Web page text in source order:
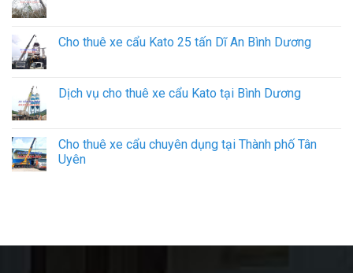
Cho thuê xe cẩu Kato 25 tấn Dĩ An Bình Dương
Dịch vụ cho thuê xe cẩu Kato tại Bình Dương
Cho thuê xe cẩu chuyên dụng tại Thành phố Tân
Uyên